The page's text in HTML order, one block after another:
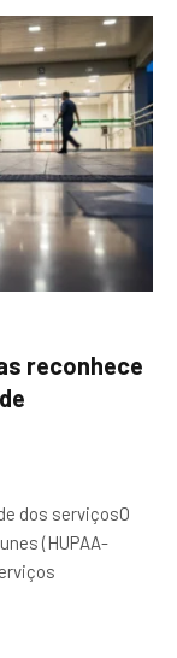
reconhece
dos serviçosO
(HUPAA-